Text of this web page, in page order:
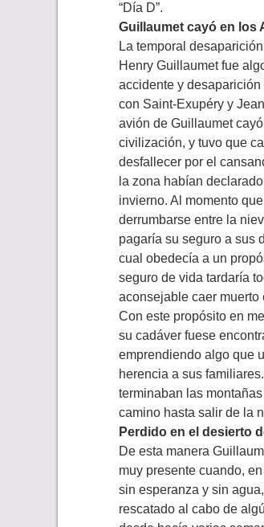
“Día D”.
Guillaumet cayó en los
La temporal
Henry Guillaumet fue
accidente y
con Saint-Exupéry y
avión de Guillaumet
civilización, y tuvo que
desfallecer por el
la zona habían
invierno. Al momento
derrumbarse entre la
pagaría su seguro a sus
cual obedecía a un
seguro de vida tardaría
aconsejable caer muerto
Con este propósito en
su cadáver fuese
emprendiendo algo que
herencia a sus
terminaban las
camino hasta salir de la
Perdido en el desierto
De esta manera
muy presente cuando,
sin esperanza y sin
rescatado al cabo de